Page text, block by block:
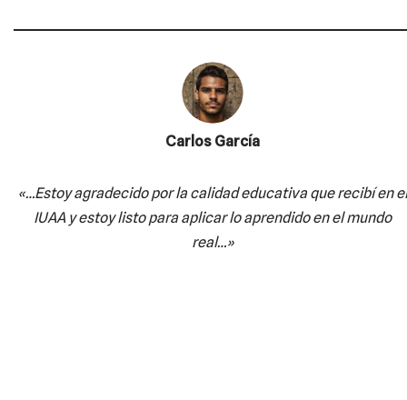
Carlos García
«…Estoy agradecido por la calidad educativa que recibí en el
IUAA y estoy listo para aplicar lo aprendido en el mundo
real…»